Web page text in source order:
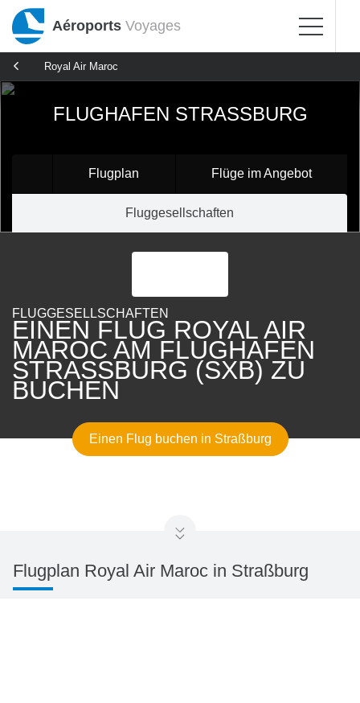
Aéroports Voyages
Royal Air Maroc
FLUGHAFEN STRASSBURG
Flugplan Flüge im Angebot
Fluggesellschaften
FLUGGESELLSCHAFTEN
EINEN FLUG ROYAL AIR
MAROC AM FLUGHAFEN
STRASSBURG (SXB) ZU B
UCHEN
Einen Flug buchen in Straßburg
Flugplan Royal Air Maroc in Straßburg